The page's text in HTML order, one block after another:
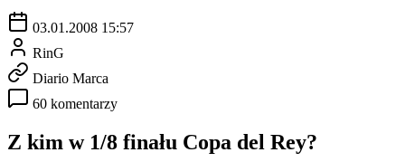
03.01.2008 15:57
RinG
Diario Marca
60 komentarzy
Z kim w 1/8 finału Copa del Rey?